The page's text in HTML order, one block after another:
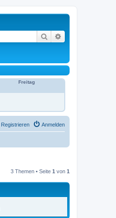
Suche
Freitag
Anmelden
Registrieren
3 Themen • Seite 1 von 1